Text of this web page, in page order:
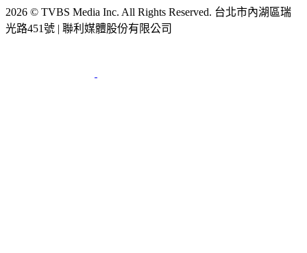
2026 © TVBS Media Inc. All Rights Reserved. 台北市內湖區瑞
光路451號 | 聯利媒體股份有限公司